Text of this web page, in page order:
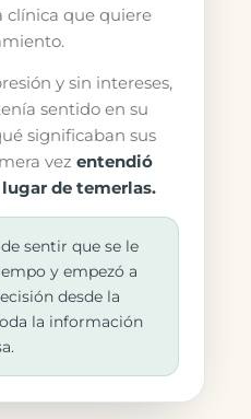
clínica que quiere
y sin intereses,
sentido en su
significaban sus
vezentendió
de temerlas.
sentir que se le
y empezó a
desde la
la información